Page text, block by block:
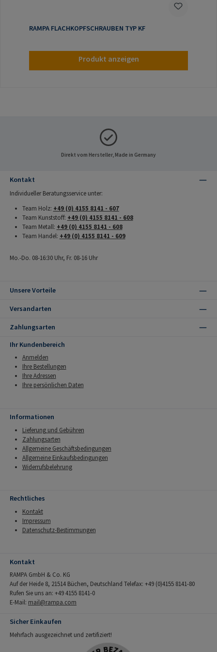
RAMPA FLACHKOPFSCHRAUBEN TYP KF
Produkt anzeigen
Direkt vom Hersteller, Made in Germany
Kontakt
Individueller Beratungsservice unter:
Team Holz: +49 (0) 4155 8141 - 607
Team Kunststoff: +49 (0) 4155 8141 - 608
Team Metall: +49 (0) 4155 8141 - 608
Team Handel: +49 (0) 4155 8141 - 609
Mo.-Do. 08-16:30 Uhr, Fr. 08-16 Uhr
Unsere Vorteile
Versandarten
Zahlungsarten
Ihr Kundenbereich
Anmelden
Ihre Bestellungen
Ihre Adressen
Ihre persönlichen Daten
Informationen
Lieferung und Gebühren
Zahlungsarten
Allgemeine Geschäftsbedingungen
Allgemeine Einkaufsbedingungen
Widerrufsbelehrung
Rechtliches
Kontakt
Impressum
Datenschutz-Bestimmungen
Kontakt
RAMPA GmbH & Co. KG
Auf der Heide 8, 21514 Büchen, Deutschland Telefax: +49 (0)4155 8141-80
Rufen Sie uns an: +49 4155 8141-0
E-Mail: mail@rampa.com
Sicher Einkaufen
Mehrfach ausgezeichnet und zertifiziert!